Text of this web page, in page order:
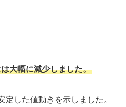
大幅に減少しました。
した値動きを示しました。